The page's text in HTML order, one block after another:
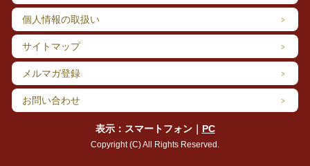
個人情報の取扱い
サイトマップ
メルマガ登録
お問い合わせ
表示：スマートフォン｜ PC
Copyright (C) All Rights Reserved.